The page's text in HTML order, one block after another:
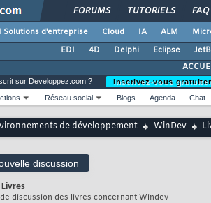
FORUMS TUTORIELS FAQ
Solutions d'entreprise Cloud IA ALM
EDI
4D Delphi Eclipse
sur Developpez.com ?
Inscrivez-vous
Réseau social Blogs Agenda Chat
de développement WinDev
discussion
Livres
discussion des livres concernant Windev